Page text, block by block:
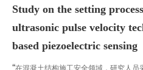
Study on the setting
ultrasonic pulse velocity
based piezoelectric sensing
“在混凝土结构施工安全领域，研究人员